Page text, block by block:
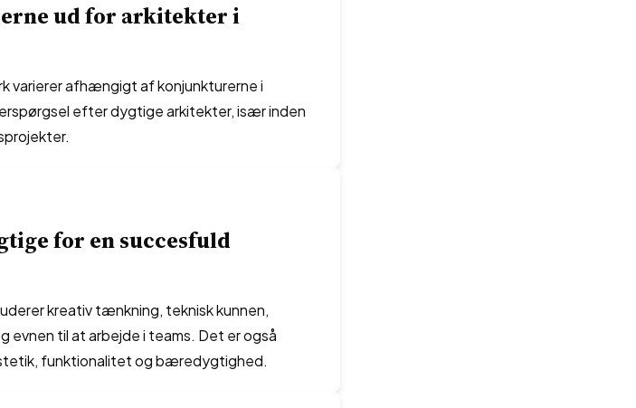
ud for arkitekter i
varierer afhængigt af konjunkturerne i
efter dygtige arkitekter, især inden
for en succesfuld
kreativ tænkning, teknisk kunnen,
evnen til at arbejde i teams. Det er også
funktionalitet og bæredygtighed.